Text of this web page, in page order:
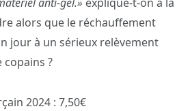
alors que le réchauffement
jour à un sérieux relèvement
copains ?
2024 : 7,50€